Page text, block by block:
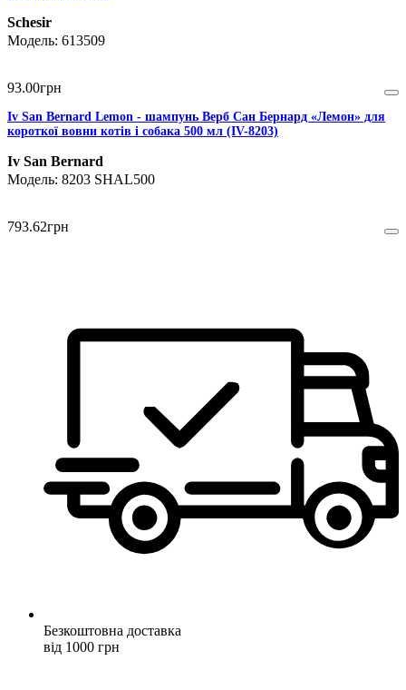
Schesir
613509
93.00грн
Iv San Bernard Lemon - шампунь Верб Сан Бернард «Лемон» для
короткої вовни котів і собака 500 мл (IV-8203)
Iv San Bernard
8203 SHAL500
793.62грн
Безкоштовна доставка
від 1000 грн